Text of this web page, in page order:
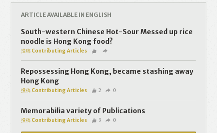
WhatsApp Email Print
將你的個人資料與從商業夥伴或其他公司
取得的資料結合，但不會出租、出售、或
透露你的個人資料予他人或非附屬公司。
個人資料將用於提供更適合你的廣告及網
頁內容、評估與改善我們的服務、聯絡你
或進行不記名的 究調查。所得資料亦只會
用於所述指定用途。除非所作用途為法例
容許或屬法例規定，否則未經你事先同
意，你的個人資料不會作其他用途。如果
ARTICLE AVAILABLE IN ENGLISH
South-western Chinese Hot-Sour Messed up rice
noodle is Hong Kong food?
投稿 Contributing Articles
Repossessing Hong Kong, became stashing away
Hong Kong
投稿 Contributing Articles 2 0
Memorabilia variety of Publications
投稿 Contributing Articles 3 0